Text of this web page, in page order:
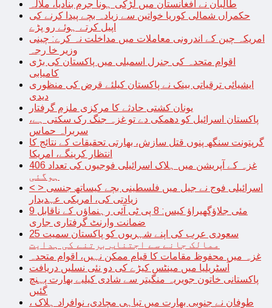
طالبان نے افغانستان میں لڑکی ہونا جرم بنادیا، ملالہ
حکمراں شمالی کوریا خواتین سے زیادہ بچے پیدا کرنے کی
اپیل کرتے ہوئے رو پڑے
امریکہ چین کے اندرونی معاملات میں مداخلت نہ کرے: چینی
وزیر خا رجہ
اقوام متحدہ کی جنرل اسمبلی میں پاکستان کی بڑی
کامیابی
ایشیائی ترقیاتی بینک نے پاکستان کیلئے قرض کی منظوری
دیدی
یونان کشتی حادثے کا مرکزی ملزم گرفتار
پاکستان اسرائیل کو دھمکی دے تو غزہ جنگ رک سکتی ہے،
سربراہ حماس
گرپتونت سنگھ پنوں قتل سازش، بھارتی تحقیقات کے نتائج کا
انتظار کرینگے، امریکا
غزہ کے آپریشن میں ہلاک اسرائیلی فوجیوں کی تعداد 406
ہوگئی
< > اسرائیلی فوج نے جیل میں فلسطینی بچے کیساتھ جنسی
زیادتی کی، امریکی عہدیدار
9 مئی جلاؤگھیراؤ کیس: 8 پی ٹی آئی رہنماؤں کے ناقابل
ضمانت وارنٹ گرفتاری جاری
سعودی عرب کی اپنے شہریوں کو پاکستان سمیت 25
ممالک جانے سے اجتناب برتنے کی ہدایت
غزہ میں محفوظ مقامات کا قیام ممکن نہیں، اقوام متحدہ
آسٹریلیا میں مینٹس کیڑے کی دو نئی نسلیں دریافت
پاکستانی خاتون جویریہ منگیتر سے شادی کیلیے بھارت پہنچ
گئیں
طوفان نے جنوبی بھارت میں تباہی مچادی، نوافراد ہلاک ،